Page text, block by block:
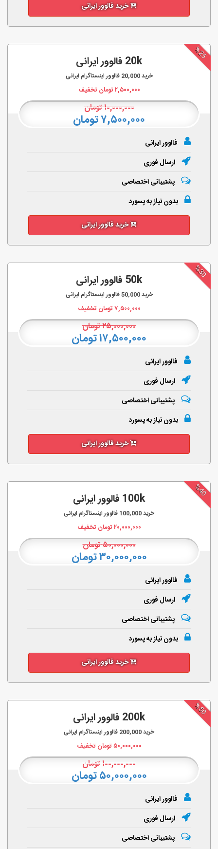
خرید فالوور ایرانی
%25
20k فالوور ایرانی
خرید20,000 فالوور اینستاگرام ایرانی
۲,۵۰۰,۰۰۰تومان تخفیف
۱۰,۰۰۰,۰۰۰تومان
۷,۵۰۰,۰۰۰ تومان
فالوور ایرانی
ارسال فوری
پشتیبانی اختصاصی
بدون نیاز به پسورد
خرید فالوور ایرانی
%30
50k فالوور ایرانی
خرید50,000فالوور اینستاگرام ایرانی
۷,۵۰۰,۰۰۰تومان تخفیف
۲۵,۰۰۰,۰۰۰تومان
۱۷,۵۰۰,۰۰۰ تومان
فالوور ایرانی
ارسال فوری
پشتیبانی اختصاصی
بدون نیاز به پسورد
خرید فالوور ایرانی
%40
100k فالوور ایرانی
خرید100,000 فالوور اینستاگرام ایرانی
۲۰,۰۰۰,۰۰۰تومان تخفیف
۵۰,۰۰۰,۰۰۰تومان
۳۰,۰۰۰,۰۰۰ تومان
فالوور ایرانی
ارسال فوری
پشتیبانی اختصاصی
بدون نیاز به پسورد
خرید فالوور ایرانی
%50
200k فالوور ایرانی
خرید200,000 فالوور اینستاگرام ایرانی
۵۰,۰۰۰,۰۰۰تومان تخفیف
۱۰۰,۰۰۰,۰۰۰تومان
۵۰,۰۰۰,۰۰۰ تومان
فالوور ایرانی
ارسال فوری
پشتیبانی اختصاصی